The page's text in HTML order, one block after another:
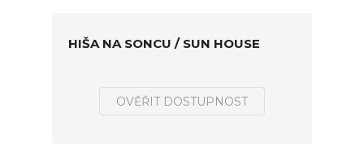
HIŠA NA SONCU / SUN HOUSE
OVĚŘIT DOSTUPNOST